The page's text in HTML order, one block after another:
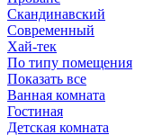
Скандинавский
Современный
Хай-тек
По типу помещения
Показать все
Ванная комната
Гостиная
Детская комната